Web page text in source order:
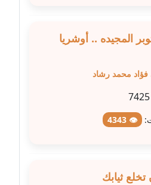
المجيده .. أوشريا
فؤاد محمد رشاد
7425
👁 4343
ثيابك